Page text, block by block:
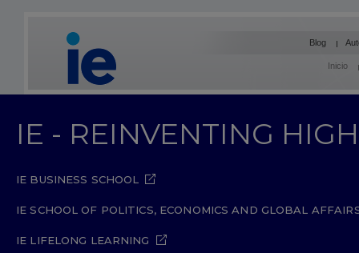
Blog
Inicio
IE - REINVENTING
IE BUSINESS SCHOOL
IE SCHOOL OF POLITICS, ECONOMICS AND GLOBAL
IE LIFELONG LEARNING